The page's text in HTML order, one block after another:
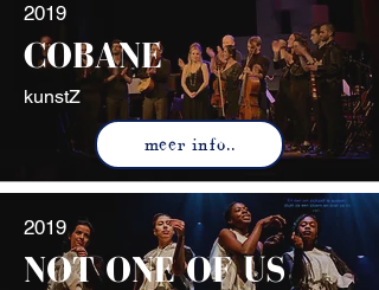
2019
COBANE
kunstZ
meer info..
2019
NOT ONE OF US